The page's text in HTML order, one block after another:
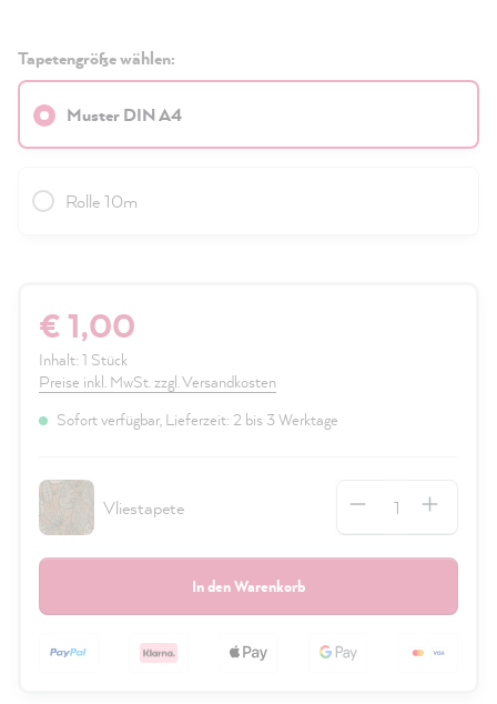
Tapetengröße wählen:
Muster DIN A4
Rolle 10m
€ 1,00
Inhalt: 1 Stück
Preise inkl. MwSt. zzgl. Versandkosten
Sofort verfügbar, Lieferzeit: 2 bis 3 Werktage
Vliestapete
In den Warenkorb